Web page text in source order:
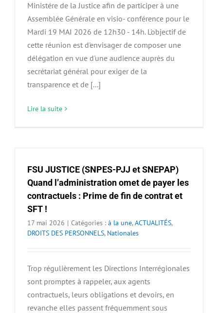
Ministére de la Justice afin de participer à une
Assemblée Générale en visio- conférence pour le
Mardi 19 MAI 2026 de 12h30 - 14h. L'objectif de
cette réunion est d'envisager de composer une
délégation en vue d'une audience auprès du
secrétariat général pour exiger de la
transparence et de [...]
Lire la suite
FSU JUSTICE (SNPES-PJJ et SNEPAP)
Quand l’administration omet de payer les
contractuels : Prime de fin de contrat et
SFT !
17 mai 2026 | Catégories : à la une,ACTUALITÉS,
DROITS DES PERSONNELS, Nationales
Trop régulièrement les Directions Interrégionales
sont promptes à rappeler, aux agents
contractuels, leurs obligations et devoirs, en
revanche elles passent fréquemment sous